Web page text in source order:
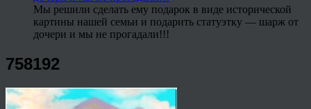
Мы решили сделать ему подарок в виде исторической
картины нашей семьи и подарить статуэтку — шарж от
дочери и мы не прогадали!!!
758192